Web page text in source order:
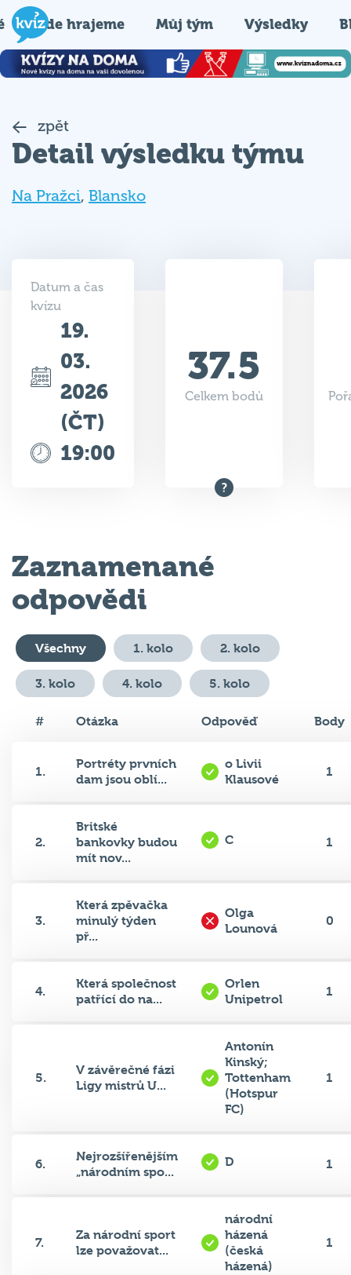
Kde hrajeme Můj tým Výsledky
zpět
Detail výsledku týmu
Na Pražci, Blansko
Datum a čas
kvízu
19.
03.
2026
(ČT)
19:00
37.5
Celkem bodů
Zaznamenané
odpovědi
Všechny 1. kolo 2. kolo
3. kolo 4. kolo 5. kolo
# Otázka Odpověď Body
1.
Portréty prvních
dam jsou oblí...
o Livii
Klausové
1
2.
Britské
bankovky budou
mít nov...
C 1
3.
Která zpěvačka
minulý týden
př...
Olga
Lounová
0
4.
Která společnost
patřící do na...
Orlen
Unipetrol
1
5.
V závěrečné fázi
Ligy mistrů U...
Antonín
Kinský;
Tottenham
(Hotspur
FC)
1
6.
Nejrozšířenějším
„národním spo...
D 1
7.
Za národní sport
lze považovat...
národní
házená
(česká
házená)
1